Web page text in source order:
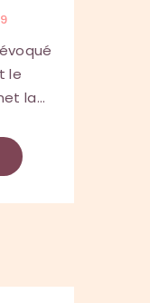
le
la...